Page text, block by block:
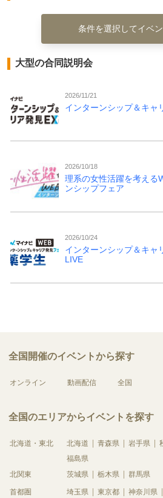
条件を選択してイベ
大型の合同説明会
2026/11/21
インターンシップ＆キ
2026/10/18
理系の女性活躍を考える
ンシップフェア
2026/10/24
インターンシップ＆キャ
LIVE
全国開催のイベントから探す
オンライン 動画配信 全国
全国のエリアからイベントを探す
北海道・東北 北海道 青森県 岩手県
福島県
北関東
茨城県 栃木県 群馬県
首都圏 埼玉県 東京都 神奈川県